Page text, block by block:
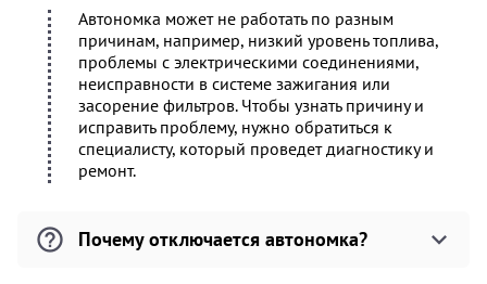
Автономка может не работать по разным
причинам, например, низкий уровень топлива,
проблемы с электрическими соединениями,
неисправности в системе зажигания или
засорение фильтров. Чтобы узнать причину и
исправить проблему, нужно обратиться к
специалисту, который проведет диагностику и
ремонт.
Почему отключается автономка?